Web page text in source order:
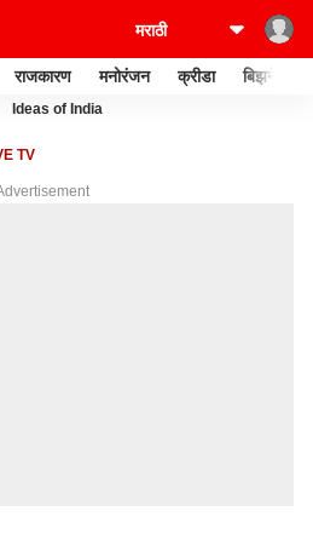
राजकारण मनोरंजन क्रीडा बिझनेस
Ideas of India
TV